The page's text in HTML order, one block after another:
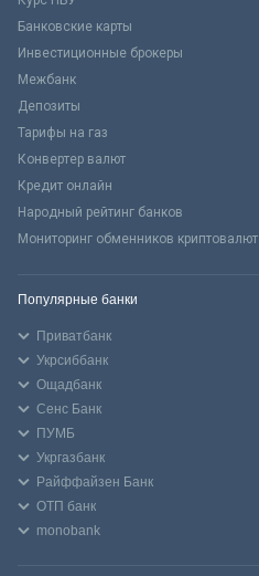
Банковские карты
Инвестиционные брокеры
Межбанк
Депозиты
Тарифы на газ
Конвертер валют
Кредит онлайн
Народный рейтинг банков
Мониторинг обменников криптовалют
Популярные банки
Приватбанк
Укрсиббанк
Ощадбанк
Сенс Банк
ПУМБ
Укргазбанк
Райффайзен Банк
ОТП банк
monobank